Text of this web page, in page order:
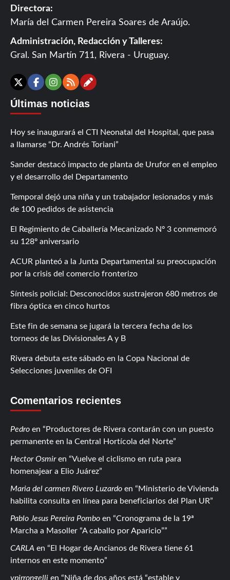
Directora:
María del Carmen Pereira Soares de Araújo.
Administración, Redacción y Talleres:
Gral. San Martín 711, Rivera - Uruguay.
X Facebook
Instagram
RSSContáctanos
Últimas noticias
Hoy se inaugurará el CTI Neonatal del Hospital, que pasa
a llamarse “Dr. Andrés Toriani”
Sander destacó impacto de planta de Urufor en el empleo
y el desarrollo del Departamento
Temporal dejó una niña y un trabajador lesionados y más
de 100 pedidos de asistencia
El Regimiento de Caballería Mecanizado Nº 3 conmemoró
su 128º aniversario
ACUR planteó a la Junta Departamental su preocupación
por la crisis del comercio fronterizo
Síntesis policial: Desconocidos sustrajeron 680 metros de
fibra óptica en cinco hurtos
Este fin de semana se jugará la tercera fecha de los
torneos de las Divisionales A y B
Rivera debuta este sábado en la Copa Nacional de
Selecciones juveniles de OFI
Comentarios recientes
Pedro en
Productores de Rivera contarán con un puesto
permanente en la Central Hortícola del Norte
Hector Osmiren
Vuelve el ciclismo en ruta para
homenajear a Elio Juárez
Maria del carmen Rivero Luzardo en
Ministerio de Vivienda
habilita consulta en línea para beneficiarios del Plan UR
Pablo Jesus Pereira Pombo en
Cronograma de la 19ª
Marcha a Masoller “A caballo por Aparicio”
CARLA en
El Hogar de Ancianos de Rivera tiene 61
internos en este momento
vpirrongelli en Niña de dos años está “estable y